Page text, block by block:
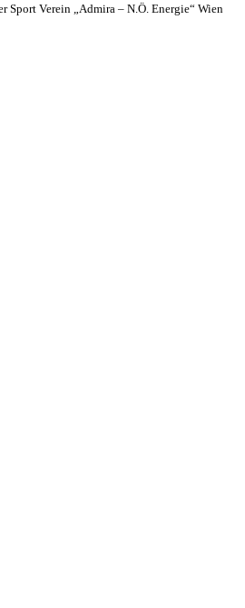
Sport Verein „Admira – N.Ö. Energie“ Wien